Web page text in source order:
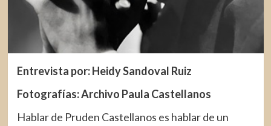
Entrevista por: Heidy Sandoval Ruiz
Fotografías: Archivo Paula Castellanos
Hablar de Pruden Castellanos es hablar de un